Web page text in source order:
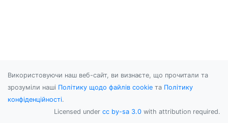
Використовуючи наш веб-сайт, ви визнаєте, що прочитали та
зрозуміли наші Політику щодо файлів cookie та Політику
конфіденційності.
Licensed under cc by-sa 3.0 with attribution required.